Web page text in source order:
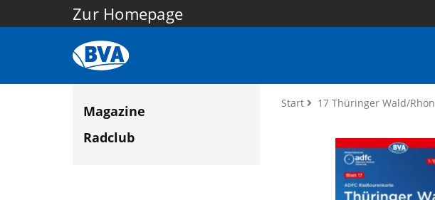
Zur Homepage
Magazine
Radclub
Start 17 Thüringer Wald/Rhön